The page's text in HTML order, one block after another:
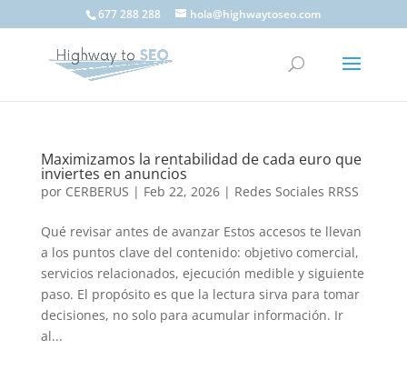
677 288 288 hola@highwaytoseo.com
Maximizamos la rentabilidad de cada euro que
inviertes en anuncios
por CERBERUS | Feb 22, 2026| Redes Sociales RRSS
Qué revisar antes de avanzar Estos accesos te llevan
a los puntos clave del contenido: objetivo comercial,
servicios relacionados, ejecución medible y siguiente
paso. El propósito es que la lectura sirva para tomar
decisiones, no solo para acumular información. Ir
al...